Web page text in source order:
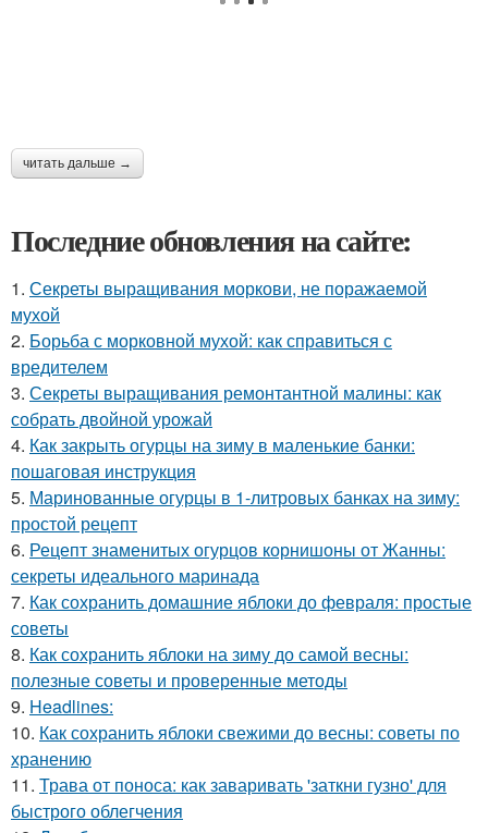
читать дальше →
Последние обновления на сайте:
1. Секреты выращивания моркови, не поражаемой
мухой
2. Борьба с морковной мухой: как справиться с
вредителем
3. Секреты выращивания ремонтантной малины: как
собрать двойной урожай
4. Как закрыть огурцы на зиму в маленькие банки:
пошаговая инструкция
5. Маринованные огурцы в 1-литровых банках на зиму:
простой рецепт
6. Рецепт знаменитых огурцов корнишоны от Жанны:
секреты идеального маринада
7. Как сохранить домашние яблоки до февраля: простые
советы
8. Как сохранить яблоки на зиму до самой весны:
полезные советы и проверенные методы
9. Headlines:
10. Как сохранить яблоки свежими до весны: советы по
хранению
11. Трава от поноса: как заваривать 'заткни гузно' для
быстрого облегчения